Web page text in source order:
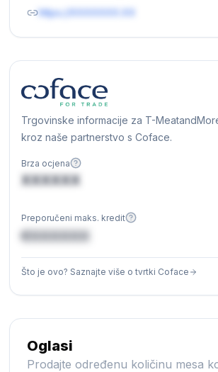
https://XXXXXXX.XX
Oglasi
Prodajte određenu količinu mesa
Trgovinske informacije za T-
kroz naše partnerstvo s Coface.
Brza ocjena
XXXXXX
Preporučeni maks. kredit
€XXXXXX
Što je ovo? Saznajte više o tvrtki Coface